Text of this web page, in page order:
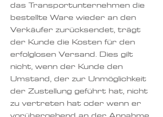
das Transportunternehmen die
bestellte Ware wieder an den
Verkäufer zurücksendet, trägt
der Kunde die Kosten für den
erfolglosen Versand. Dies gilt
nicht, wenn der Kunde den
Umstand, der zur Unmöglichkeit
der Zustellung geführt hat, nicht
zu vertreten hat oder wenn er